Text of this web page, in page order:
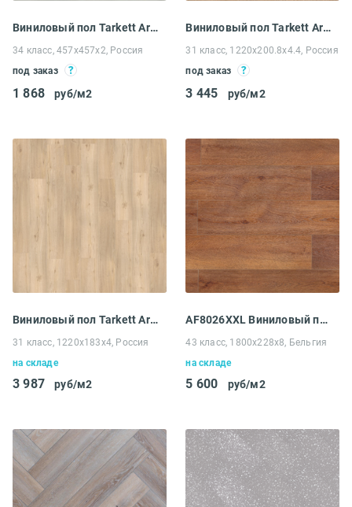
Виниловый пол Tarkett Art Vinyl Blues Windsor
34 класс, 457x457x2, Россия
под заказ
1 868 руб/м2
Виниловый пол Tarkett Art Vinyl Progressive house Darin
31 класс, 1220x200.8x4.4, Россия
под заказ
3 445 руб/м2
Виниловый пол Tarkett Art Vinyl Deep house Groove
31 класс, 1220x183x4, Россия
на складе
3 987 руб/м2
AF8026XXL Виниловый пол Aquafloor RealWood XXL
43 класс, 1800x228x8, Бельгия
на складе
5 600 руб/м2